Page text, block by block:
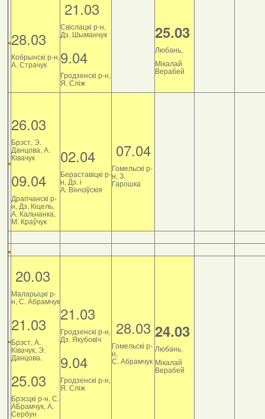
28.03
Кобрынскі р-н,
А. Страчук
21.03
Свіслацкі р-н,
Дз. Шыманчук
9.04
Гродзенскі р-н,
Я. Сліж
25.03
Любань,
Мікалай
Верабей
26.03
Брэст, Э.
Данцова, А.
Ківачук
09.04
Драгічанскі р-
н, Дз. Кіцель,
А. Кальчанка,
М. Краўчук
02.04
Бераставіцкі р-
н, Дз. і
А. Вінчэўскія
07.04
Гомельскі р-
н, З.
Гарошка
20.03
Маларыцкі р-
н, С. Абрамчук
21.03
Брэст, А.
Ківачук, Э.
Данцова.
25.03
Брэсцкі р-н, С.
АБрамчук, А.
Сербун
21.03
Гродзенскі р-н,
Дз. Якубовіч
9.04
Гродзенскі р-н,
Я. Сліж
28.03
Гомельскі р-
н,
С. Абрамчук
24.03
Любань,
Мікалай
Верабей